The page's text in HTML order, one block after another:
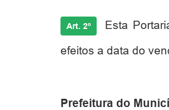
Art. 2º Esta
efeitos a data do
Prefeitura do